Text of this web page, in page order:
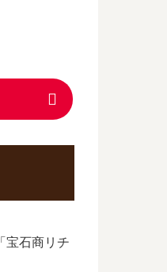
宝石商リチ